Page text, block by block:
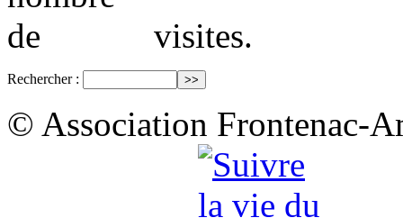
visites.
Rechercher :
© Association Frontenac-